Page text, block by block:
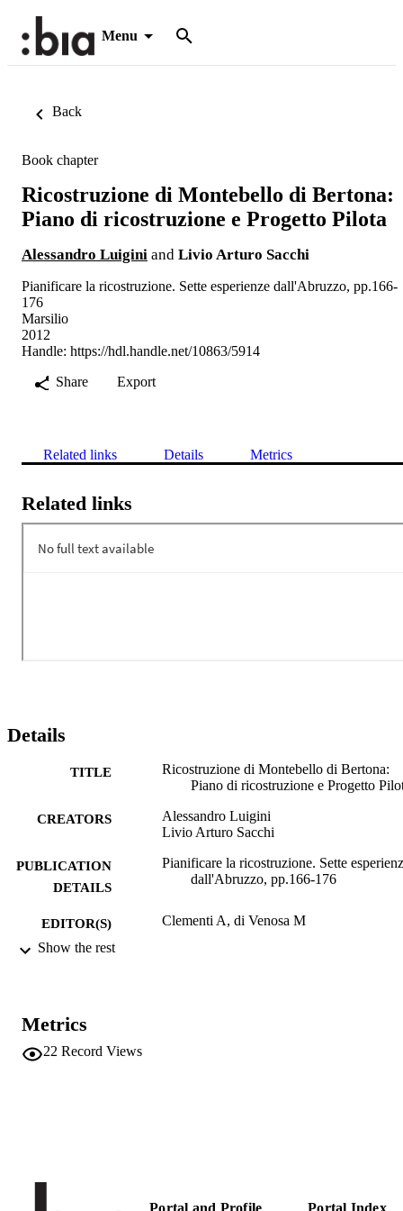
Menu
Back
Book chapter
Ricostruzione di Montebello di Bertona:
Piano di ricostruzione e Progetto Pilota
Alessandro Luigini and Livio Arturo Sacchi
Pianificare la ricostruzione. Sette esperienze dall'Abruzzo, pp.166-
176
Marsilio
2012
Handle: https://hdl.handle.net/10863/5914
Share
Export
Related links Details Metrics
Related links
Details
TITLE
Ricostruzione di Montebello di Bertona:
Piano di ricostruzione e Progetto
CREATORS
Alessandro Luigini
Livio Arturo Sacchi
PUBLICATION
DETAILS
Pianificare la ricostruzione. Sette
dall'Abruzzo, pp.166-176
EDITOR(S) Clementi A, di Venosa M
Show the rest
Metrics
22 Record Views
Portal and Profile Portal Index